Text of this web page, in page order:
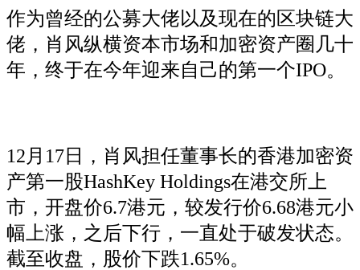
作为曾经的公募大佬以及现在的区块链大
佬，肖风纵横资本市场和加密资产圈几十
年，终于在今年迎来自己的第一个IPO。
12月17日，肖风担任董事长的香港加密资
产第一股HashKey Holdings在港交所上
市，开盘价6.7港元，较发行价6.68港元小
幅上涨，之后下行，一直处于破发状态。
截至收盘，股价下跌1.65%。